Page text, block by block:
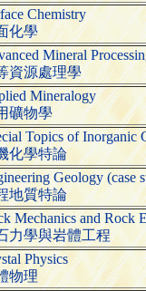
Chemistry
化學
Mineral
資源處理學
Mineralogy
礦物學
Topics of Inorganic
化學特論
Geology (case
地質特論
Mechanics and Rock
力學與岩體工程
Physics
物理